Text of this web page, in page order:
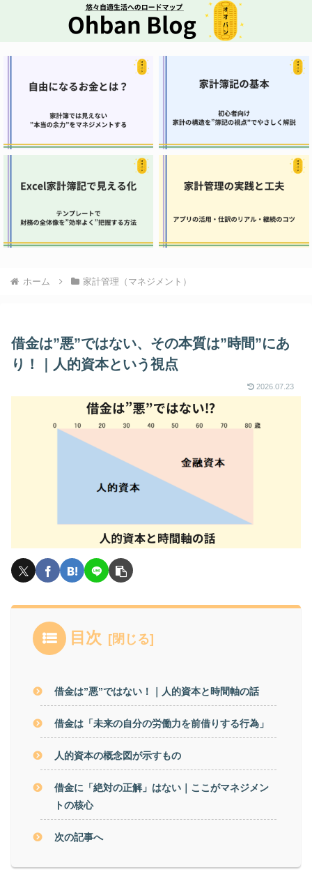
ホーム 家計管理（マネジメント）
借金は”悪”ではない、その本質は”時間”にあ
り！｜人的資本という視点
2026.07.23
目次
借金は”悪”ではない！｜人的資本と時間軸の話
借金は「未来の自分の労働力を前借りする行為」
人的資本の概念図が示すもの
借金に「絶対の正解」はない｜ここがマネジメン
トの核心
次の記事へ